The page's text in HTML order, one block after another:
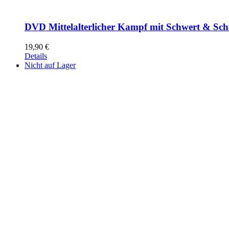
DVD Mittelalterlicher Kampf mit Schwert &
19,90 €
Details
Nicht auf Lager